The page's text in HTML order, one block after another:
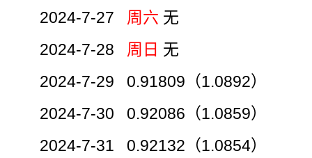
2024-7-27 周六 无
2024-7-28 周日 无
2024-7-29 0.91809（1.0892）
2024-7-30 0.92086（1.0859）
2024-7-31 0.92132（1.0854）